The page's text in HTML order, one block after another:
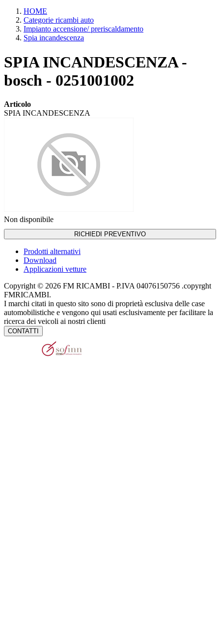
HOME
Categorie ricambi auto
Impianto accensione/ preriscaldamento
Spia incandescenza
SPIA INCANDESCENZA -
bosch - 0251001002
Articolo
SPIA INCANDESCENZA
Non disponibile
RICHIEDI PREVENTIVO
Prodotti alternativi
Download
Applicazioni vetture
Copyright © 2026 FM RICAMBI - P.IVA 04076150756 .copyrght
FMRICAMBI.
I marchi citati in questo sito sono di proprietà esclusiva delle case
automobilistiche e vengono qui usati esclusivamente per facilitare la
ricerca dei veicoli ai nostri clienti
CONTATTI